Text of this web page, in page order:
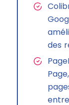
des